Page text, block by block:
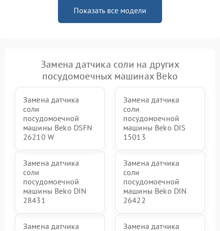
Показать все модели
Замена датчика соли на других
посудомоечных машинах Beko
Замена датчика
соли
посудомоечной
машины Beko DSFN
26210 W
Замена датчика
соли
посудомоечной
машины Beko DIS
15013
Замена датчика
соли
посудомоечной
машины Beko DIN
28431
Замена датчика
соли
посудомоечной
машины Beko DIN
26422
Замена датчика
Замена датчика